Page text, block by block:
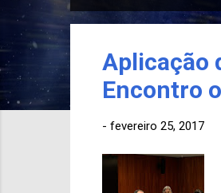
o
Aplicação
Encontro
- fevereiro 25, 2017